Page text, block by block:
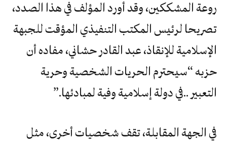
روعة المشككين، وقد أورد المؤلف في هذا الصدد،
تصريحا لرئيس المكتب التنفيذي المؤقت للجبهة
الإسلامية للإنقاذ، عبد القادر حشاني، مفاده أن
‬التعبير‭.. ‬في‭ ‬دولة‭ ‬إسلامية‭ ‬وفية‭ ‬لمبادئها‮”‬‭.‬
في الجهة المقابلة، تقف شخصيات أخرى، مثل